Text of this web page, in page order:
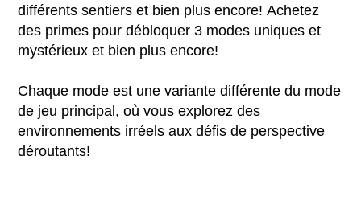
différents sentiers et bien plus encore! Achetez
des primes pour débloquer 3 modes uniques et
mystérieux et bien plus encore!
Chaque mode est une variante différente du mode
de jeu principal, où vous explorez des
environnements irréels aux défis de perspective
déroutants!